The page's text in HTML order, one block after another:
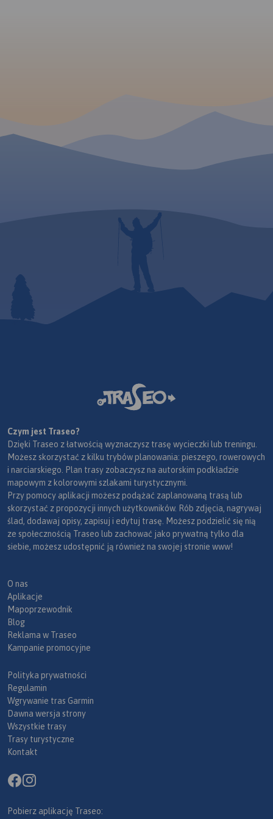
Czym jest Traseo?
Dzięki Traseo z łatwością wyznaczysz trasę wycieczki lub treningu.
Możesz skorzystać z kilku trybów planowania: pieszego, rowerowych
i narciarskiego. Plan trasy zobaczysz na autorskim podkładzie
mapowym z kolorowymi szlakami turystycznymi.
Przy pomocy aplikacji możesz podążać zaplanowaną trasą lub
skorzystać z propozycji innych użytkowników. Rób zdjęcia, nagrywaj
ślad, dodawaj opisy, zapisuj i edytuj trasę. Możesz podzielić się nią
ze społecznością Traseo lub zachować jako prywatną tylko dla
siebie, możesz udostępnić ją również na swojej stronie www!
O nas
Aplikacje
Mapoprzewodnik
Blog
Reklama w Traseo
Kampanie promocyjne
Polityka prywatności
Regulamin
Wgrywanie tras Garmin
Dawna wersja strony
Wszystkie trasy
Trasy turystyczne
Kontakt
Pobierz aplikację Traseo: